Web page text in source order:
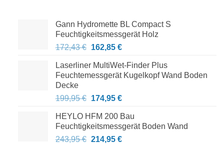
Gann Hydromette BL Compact S
Feuchtigkeitsmessgerät Holz
172,43€
Ursprünglicher
war:
172,43 €
162,85 €Aktueller
ist:
162,85 €.
Laserliner MultiWet-Finder Plus
Feuchtemessgerät Kugelkopf Wand Boden
Decke
199,95€
Ursprünglicher
war:
199,95 €
174,95 €Aktueller
ist:
174,95 €.
HEYLO HFM 200 Bau
Feuchtigkeitsmessgerät Boden Wand
243,95€ Ursprünglicher
214,95 €Aktueller